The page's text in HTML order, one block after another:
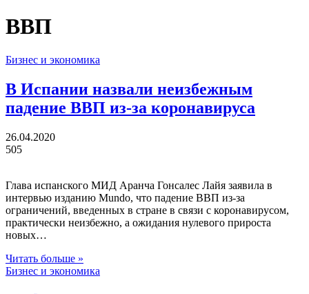
ВВП
Бизнес и экономика
В Испании назвали неизбежным
падение ВВП из-за коронавируса
26.04.2020
505
Глава испанского МИД Аранча Гонсалес Лайя заявила в
интервью изданию Mundo, что падение ВВП из-за
ограничений, введенных в стране в связи с коронавирусом,
практически неизбежно, а ожидания нулевого прироста
новых…
Читать больше »
Бизнес и экономика